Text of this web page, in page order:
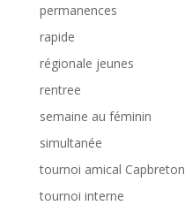
permanences
rapide
régionale jeunes
rentree
semaine au féminin
simultanée
tournoi amical Capbreton
tournoi interne